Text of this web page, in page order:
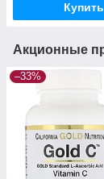
Купить
Акционные
–33%